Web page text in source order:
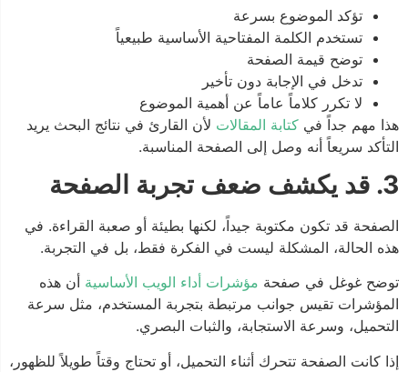
تؤكد الموضوع بسرعة
تستخدم الكلمة المفتاحية الأساسية طبيعياً
توضح قيمة الصفحة
تدخل في الإجابة دون تأخير
لا تكرر كلاماً عاماً عن أهمية الموضوع
هذا مهم جداً في
كتابة المقالاتلأن القارئ في نتائج البحث يريد
التأكد سريعاً أنه وصل إلى الصفحة المناسبة.
3. قد يكشف ضعف تجربة الصفحة
الصفحة قد تكون مكتوبة جيداً، لكنها بطيئة أو صعبة القراءة. في
هذه الحالة، المشكلة ليست في الفكرة فقط، بل في التجربة.
توضح غوغل في صفحة مؤشرات أداء الويب الأساسيةأن هذه
المؤشرات تقيس جوانب مرتبطة بتجربة المستخدم، مثل سرعة
التحميل، وسرعة الاستجابة، والثبات البصري.
إذا كانت الصفحة تتحرك أثناء التحميل، أو تحتاج وقتاً طويلاً للظهور،